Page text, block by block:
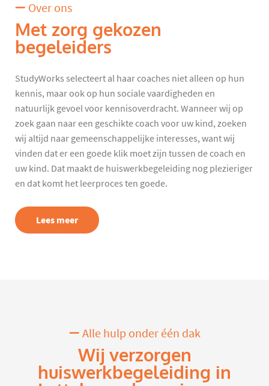
Over ons
Met zorg gekozen
begeleiders
StudyWorks selecteert al haar coaches niet alleen op hun
kennis, maar ook op hun sociale vaardigheden en
natuurlijk gevoel voor kennisoverdracht. Wanneer wij op
zoek gaan naar een geschikte coach voor uw kind, zoeken
wij altijd naar gemeenschappelijke interesses, want wij
vinden dat er een goede klik moet zijn tussen de coach en
uw kind. Dat maakt de huiswerkbegeleiding nog plezieriger
en dat komt het leerproces ten goede.
Lees meer
Alle hulp onder één dak
Wij verzorgen
huiswerkbegeleiding in